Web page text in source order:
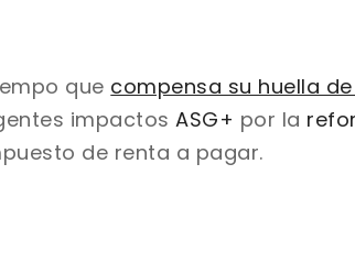
que compensa su huella
impactosASG+ por la
de renta a pagar.